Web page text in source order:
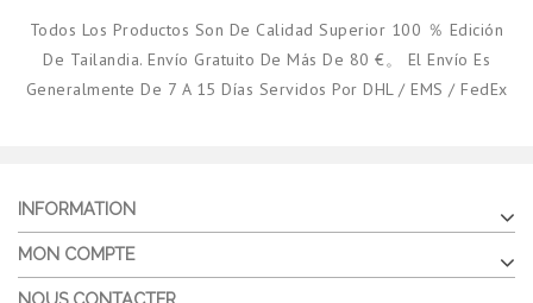
Todos Los Productos Son De Calidad Superior 100 ％ Edición
De Tailandia. Envío Gratuito De Más De 80 €。 El Envío Es
Generalmente De 7 A 15 Días Servidos Por DHL / EMS / FedEx
INFORMATION
MON COMPTE
NOUS CONTACTER